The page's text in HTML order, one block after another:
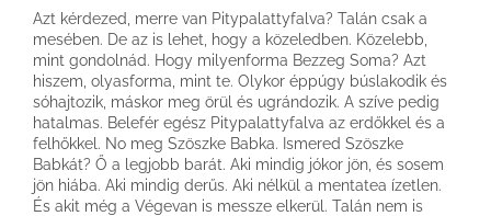
Azt kérdezed, merre van Pitypalattyfalva? Talán csak a
mesében. De az is lehet, hogy a közeledben. Közelebb,
mint gondolnád. Hogy milyenforma Bezzeg Soma? Azt
hiszem, olyasforma, mint te. Olykor éppúgy búslakodik és
sóhajtozik, máskor meg örül és ugrándozik. A szíve pedig
hatalmas. Belefér egész Pitypalattyfalva az erdőkkel és a
felhőkkel. No meg Szöszke Babka. Ismered Szöszke
Babkát? Ő a legjobb barát. Aki mindig jókor jön, és sosem
jön hiába. Aki mindig derűs. Aki nélkül a mentatea ízetlen.
És akit még a Végevan is messze elkerül. Talán nem is